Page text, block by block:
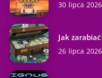
30 lipca 2026
Jak
26 lipca 2026